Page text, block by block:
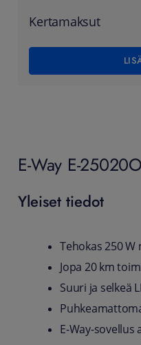
Kertamaksut
E-Way E-
Yleiset tiedot
Tehokas 250
Jopa 20 km
Suuri ja selkeä
E-Way-